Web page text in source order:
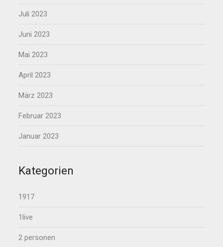
Juli 2023
Juni 2023
Mai 2023
April 2023
März 2023
Februar 2023
Januar 2023
Kategorien
1917
1live
2 personen